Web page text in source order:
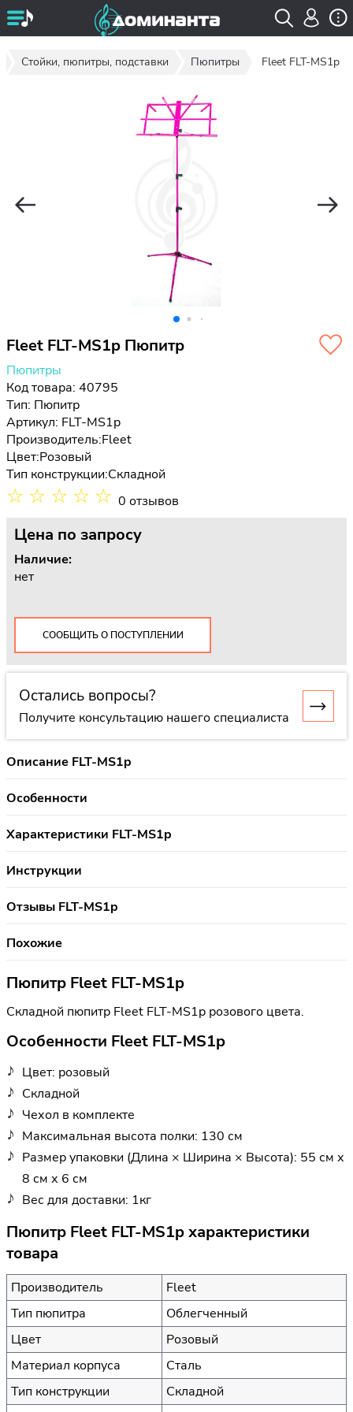
Стойки, пюпитры, подставки Пюпитры Fleet FLT-MS1p
Fleet FLT-MS1p Пюпитр
Пюпитры
Код товара: 40795
Тип: Пюпитр
Артикул: FLT-MS1p
Производитель:Fleet
Цвет:Розовый
Тип конструкции:Складной
☆ ☆ ☆ ☆ ☆ 0 отзывов
Цена по запросу
Наличие:
нет
СООБЩИТЬ О ПОСТУПЛЕНИИ
Остались вопросы?
Получите консультацию нашего специалиста
Описание FLT-MS1p
Особенности
Характеристики FLT-MS1p
Инструкции
Отзывы FLT-MS1p
Похожие
Пюпитр Fleet FLT-MS1p
Складной пюпитр Fleet FLT-MS1p розового цвета.
Особенности Fleet FLT-MS1p
Цвет: розовый
Складной
Чехол в комплекте
Максимальная высота полки: 130 см
Размер упаковки (Длина × Ширина × Высота): 55 см х
8 см х 6 см
Вес для доставки: 1кг
Пюпитр Fleet FLT-MS1p характеристики
товара
Производитель
Fleet
Тип пюпитра
Облегченный
Цвет
Розовый
Материал корпуса
Сталь
Тип конструкции
Складной